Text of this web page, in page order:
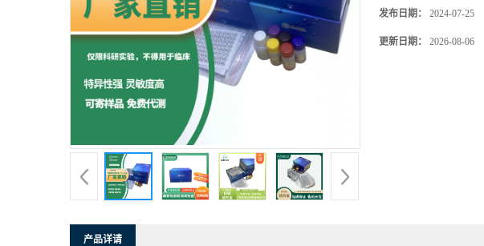
发布日期： 2024-07-25
更新日期： 2026-08-06
产品详请